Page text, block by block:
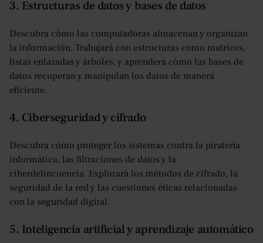
3. Estructuras de datos y bases de datos
Descubra cómo las computadoras almacenan y organizan
la información. Trabajará con estructuras como matrices,
listas enlazadas y árboles, y aprenderá cómo las bases de
datos recuperan y manipulan los datos de manera
eficiente.
4. Ciberseguridad y cifrado
Descubra cómo proteger los sistemas contra la piratería
informática, las filtraciones de datos y la
ciberdelincuencia. Explorará los métodos de cifrado, la
seguridad de la red y las cuestiones éticas relacionadas
con la seguridad digital.
5. Inteligencia artificial y aprendizaje automático